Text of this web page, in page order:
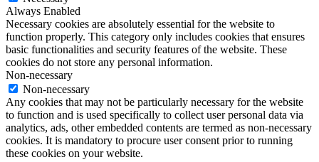
Always Enabled
Necessary cookies are absolutely essential for the website to
function properly. This category only includes cookies that ensures
basic functionalities and security features of the website. These
cookies do not store any personal information.
Non-necessary
Non-necessary
Any cookies that may not be particularly necessary for the website
to function and is used specifically to collect user personal data via
analytics, ads, other embedded contents are termed as non-necessary
cookies. It is mandatory to procure user consent prior to running
these cookies on your website.